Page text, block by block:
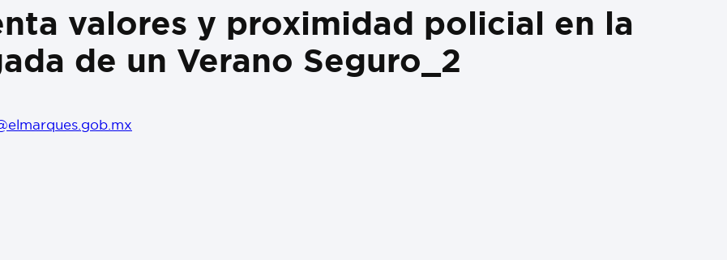
valores y proximidad policial en la
de un Verano Seguro_2